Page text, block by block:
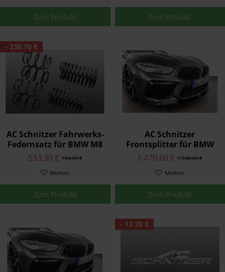
Zum Produkt Zum Produkt
- 230,70 €
AC Schnitzer Fahrwerks-
Federnsatz für BMW M8
F91 Cabriolet
764,00 €
533,30 €
Merken
Zum Produkt
AC Schnitzer
Frontsplitter für BMW
M8 F91/F921.548,00 €
1.470,60 €
Merken
Zum Produkt
- 13,70 €